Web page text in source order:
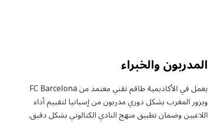
المدربون والخبراء
يعمل في الأكاديمية طاقم تقني معتمد من FC Barcelona
ويزور المغرب بشكل دوري مدربون من إسبانيا لتقييم أداء
اللاعبين وضمان تطبيق منهج النادي الكتالوني بشكل دقيق.